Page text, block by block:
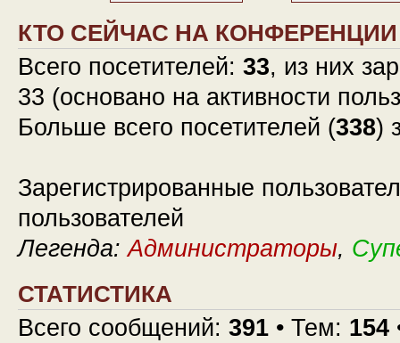
КТО СЕЙЧАС НА КОНФЕРЕНЦИИ
Всего посетителей: 33, из них
33 (основано на активности
Больше всего посетителей (338)
Зарегистрированные
пользователей
Легенда:Администраторы,
СТАТИСТИКА
Всего сообщений: 391 • Тем: 154